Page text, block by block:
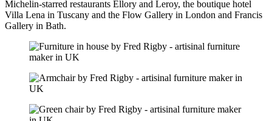
Michelin-starred restaurants Ellory and Leroy, the boutique hotel
Villa Lena in Tuscany and the Flow Gallery in London and Francis
Gallery in Bath.